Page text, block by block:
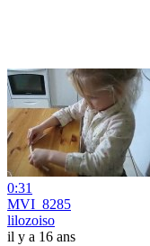
0:31
MVI_8285
lilozoiso
il y a 16 ans